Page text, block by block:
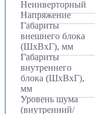
Неинверторный
Напряжение
Габариты
внешнего блока
(ШхВхГ), мм
Габариты
внутреннего
блока (ШхВхГ),
мм
Уровень шума
(внутренний/